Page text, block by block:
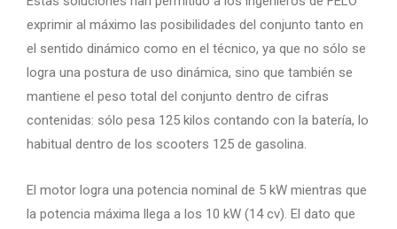
exprimir al máximo las posibilidades del conjunto tanto en
el sentido dinámico como en el técnico, ya que no sólo se
logra una postura de uso dinámica, sino que también se
mantiene el peso total del conjunto dentro de cifras
contenidas: sólo pesa 125 kilos contando con la batería, lo
habitual dentro de los scooters 125 de gasolina.
El motor logra una potencia nominal de 5 kW mientras que
la potencia máxima llega a los 10 kW (14 cv). El dato que